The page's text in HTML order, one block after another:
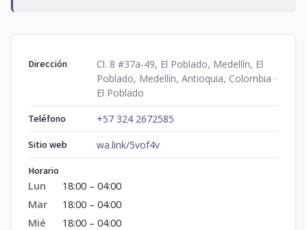
Dirección
Cl. 8 #37a-49, El Poblado, Medellín, El
Poblado, Medellín, Antioquia, Colombia ·
El Poblado
Teléfono +57 324 2672585
Sitio web wa.link/5vof4v
Horario
Lun
18:00 – 04:00
Mar
18:00 – 04:00
Mié
18:00 – 04:00